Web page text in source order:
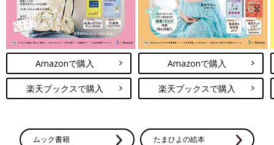
Amazonで購入
楽天ブックスで購入
Amazonで購入
楽天ブックスで購入
ムック書籍 たまひよの絵本